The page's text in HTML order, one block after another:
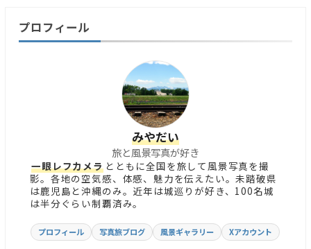
プロフィール
みやだい
旅と風景写真が好き
一眼レフカメラ とともに全国を旅して風景写真を撮
影。各地の空気感、体感、魅力を伝えたい。未踏破県
は鹿児島と沖縄のみ。近年は城巡りが好き、100名城
は半分ぐらい制覇済み。
プロフィール 写真旅ブログ 風景ギャラリー Xアカウント